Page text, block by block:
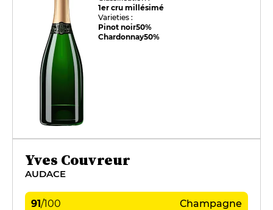
1er cru millésimé
Varieties :
Pinot noir50%
Chardonnay50%
Yves Couvreur
AUDACE
91/100 Champagne